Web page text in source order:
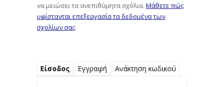
να μειώσει τα ανεπιθύμητα σχόλια. Μάθετε πώς
υφίστανται επεξεργασία τα δεδομένα των
σχολίων σας.
Είσοδος Εγγραφή Ανάκτηση κωδικού